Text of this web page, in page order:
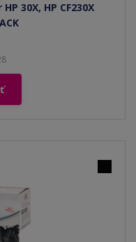
30X, HP CF230X